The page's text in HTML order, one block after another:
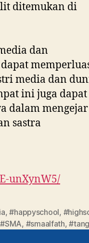
ditemukan di
dan
media dan
ini juga dapat
dalam mengejar
sastra
unXynW5/
,#happyschool,
#SMA, #smaalfath,